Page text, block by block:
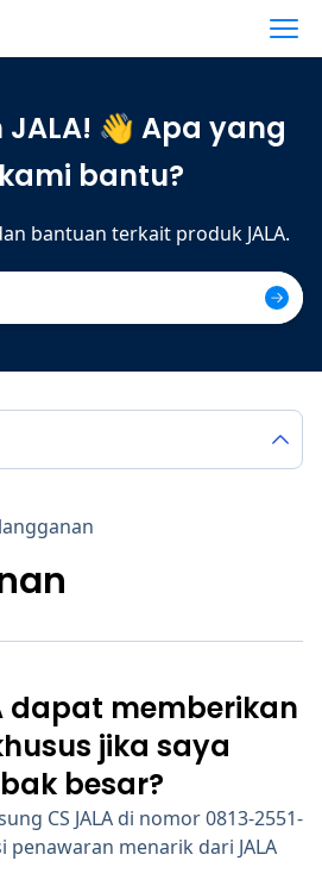
JALA! 👋 Apa yang
bantu?
bantuan terkait produk JALA.
dapat memberikan
jika saya
besar?
CS JALA di nomor 0813-2551-
menarik dari JALA